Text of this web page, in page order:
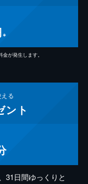
※
が発生します。
る
ント
31日間ゆっくりと